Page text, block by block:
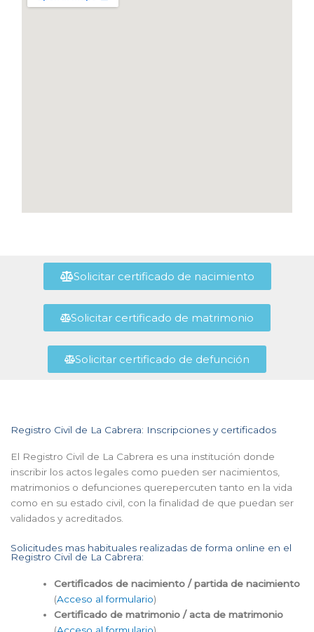
Solicitar certificado de nacimiento
Solicitar certificado de matrimonio
Solicitar certificado de defunción
Registro Civil de La Cabrera: Inscripciones y certificados
El Registro Civil de La Cabrera es una institución donde
inscribir los actos legales como pueden ser nacimientos,
matrimonios o defunciones querepercuten tanto en la vida
como en su estado civil, con la finalidad de que puedan ser
validados y acreditados.
Solicitudes mas habituales realizadas de forma online en el
Registro Civil de La Cabrera:
Certificados de nacimiento / partida de nacimiento
(Acceso al formulario)
Certificado de matrimonio / acta de matrimonio